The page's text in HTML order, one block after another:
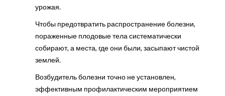
урожая.
Чтобы предотвратить распространение болезни,
пораженные плодовые тела систематически
собирают, а места, где они были, засыпают чистой
землей.
Возбудитель болезни точно не установлен,
эффективным профилактическим мероприятием